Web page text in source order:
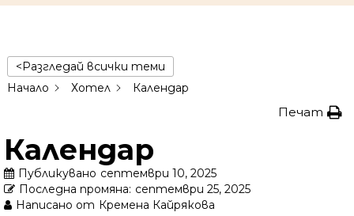
<Разгледай всички теми
Начало
Хотел Календар
Печат
Календар
Публикувано септември 10, 2025
Последна промяна: септември 25, 2025
Написано от Кремена Кайрякова